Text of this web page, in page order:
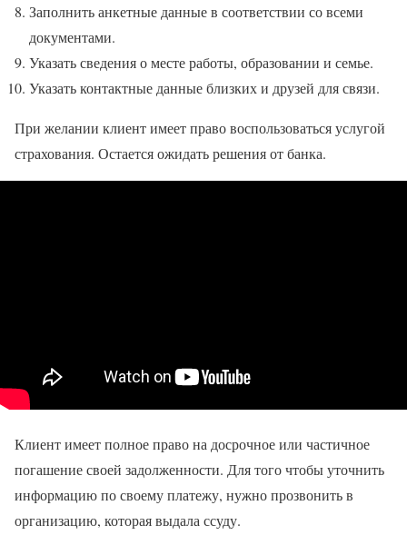
Заполнить анкетные данные в соответствии со всеми
документами.
Указать сведения о месте работы, образовании и семье.
Указать контактные данные близких и друзей для связи.
При желании клиент имеет право воспользоваться услугой
страхования. Остается ожидать решения от банка.
Клиент имеет полное право на досрочное или частичное
погашение своей задолженности. Для того чтобы уточнить
информацию по своему платежу, нужно прозвонить в
организацию, которая выдала ссуду.